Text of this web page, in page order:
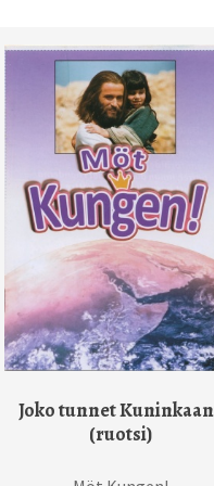
Joko tunnet
(ruotsi)